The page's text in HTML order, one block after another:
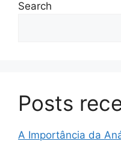
Search
Posts
A Importância da